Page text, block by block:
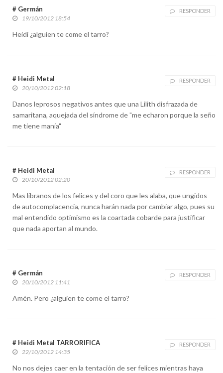
# Germán RESPONDER
19/10/2012 18:54
Heidi ¿alguien te come el tarro?
# Heidi Metal RESPONDER
20/10/2012 02:18
Danos leprosos negativos antes que una Lilith disfrazada de
samaritana, aquejada del síndrome de "me echaron porque la seño
me tiene manía"
# Heidi Metal RESPONDER
20/10/2012 02:20
Mas libranos de los felices y del coro que les alaba, que ungidos
de autocomplacencia, nunca harán nada por cambiar algo, pues su
mal entendido optimismo es la coartada cobarde para justificar
que nada aportan al mundo.
# Germán RESPONDER
20/10/2012 11:41
Amén. Pero ¿alguien te come el tarro?
# Heidi Metal TARRORIFICA RESPONDER
22/10/2012 14:35
No nos dejes caer en la tentación de ser felices mientras haya